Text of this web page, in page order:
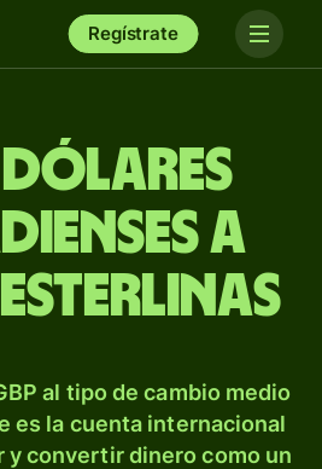
Regístrate
dólares
a
al tipo de cambio medio
es la cuenta internacional
y convertir dinero como un